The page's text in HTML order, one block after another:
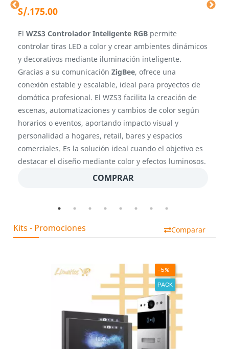
Precio
S/.175.00
El WZS3 Controlador Inteligente RGB permite
controlar tiras LED a color y crear ambientes dinámicos
y decorativos mediante iluminación inteligente.
Gracias a su comunicación ZigBee, ofrece una
conexión estable y escalable, ideal para proyectos de
domótica profesional. El WZS3 facilita la creación de
escenas, automatizaciones y cambios de color según
horarios o eventos, aportando impacto visual y
personalidad a hogares, retail, bares y espacios
comerciales. Es la solución ideal cuando el objetivo es
destacar el diseño mediante color y efectos luminosos.
COMPRAR
Kits - Promociones Comparar
-5%
PACK